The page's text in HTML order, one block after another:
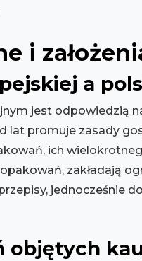
i
a
jest odpowiedzią
lat promuje zasady
ich
zakładają
jednocześnie
objętych